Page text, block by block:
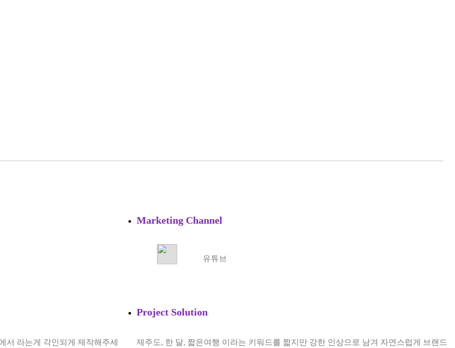
Marketing Channel
유튜브
서 라는게 각인되게 제작해주세
Project Solution
제주도, 한 달, 짧은여행 이라는 키워드를 짧지만 강한 인상으로 남겨 자연스럽게 브랜드